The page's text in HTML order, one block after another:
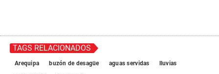
TAGS RELACIONADOS
Arequipa buzón de desagüe aguas servidas
lluvias